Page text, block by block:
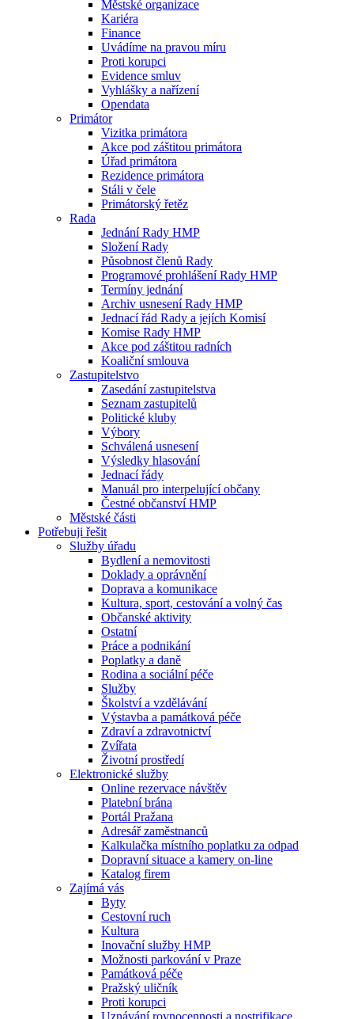
Městské organizace
Kariéra
Finance
Uvádíme na pravou míru
Proti korupci
Evidence smluv
Vyhlášky a nařízení
Opendata
Primátor
Vizitka primátora
Akce pod záštitou primátora
Úřad primátora
Rezidence primátora
Stáli v čele
Primátorský řetěz
Rada
Jednání Rady HMP
Složení Rady
Působnost členů Rady
Programové prohlášení Rady HMP
Termíny jednání
Archiv usnesení Rady HMP
Jednací řád Rady a jejích Komisí
Komise Rady HMP
Akce pod záštitou radních
Koaliční smlouva
Zastupitelstvo
Zasedání zastupitelstva
Seznam zastupitelů
Politické kluby
Výbory
Schválená usnesení
Výsledky hlasování
Jednací řády
Manuál pro interpelující občany
Čestné občanství HMP
Městské části
Potřebuji řešit
Služby úřadu
Bydlení a nemovitosti
Doklady a oprávnění
Doprava a komunikace
Kultura, sport, cestování a volný čas
Občanské aktivity
Ostatní
Práce a podnikání
Poplatky a daně
Rodina a sociální péče
Služby
Školství a vzdělávání
Výstavba a památková péče
Zdraví a zdravotnictví
Zvířata
Životní prostředí
Elektronické služby
Online rezervace návštěv
Platební brána
Portál Pražana
Adresář zaměstnanců
Kalkulačka místního poplatku za odpad
Dopravní situace a kamery on-line
Katalog firem
Zajímá vás
Byty
Cestovní ruch
Kultura
Inovační služby HMP
Možnosti parkování v Praze
Památková péče
Pražský uličník
Proti korupci
Uznávání rovnocennosti a nostrifikace